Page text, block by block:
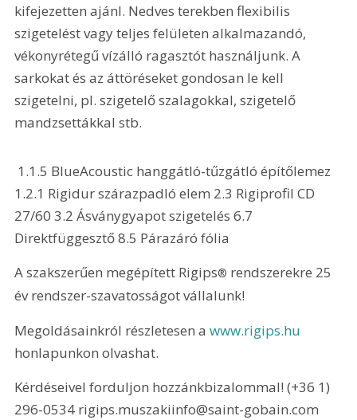
kifejezetten ajánl. Nedves terekben flexibilis
szigetelést vagy teljes felületen alkalmazandó,
vékonyrétegű vízálló ragasztót használjunk. A
sarkokat és az áttöréseket gondosan le kell
szigetelni, pl. szigetelő szalagokkal, szigetelő
mandzsettákkal stb.
1.2.1 Rigidur szárazpadló elem 2.3 Rigiprofil CD
27/60 3.2 Ásványgyapot szigetelés 6.7
Direktfüggesztő 8.5 Párazáró fólia
A szakszerűen megépített Rigips® rendszerekre 25
év rendszer-szavatosságot vállalunk!
Megoldásainkról részletesen a www.rigips.hu
honlapunkon olvashat.
Kérdéseivel forduljon hozzánkbizalommal! (+36 1)
296-0534 rigips.muszakiinfo@saint-gobain.com